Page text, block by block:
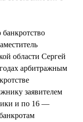
области Сергей
арбитражным
заявителем
и по 16 —